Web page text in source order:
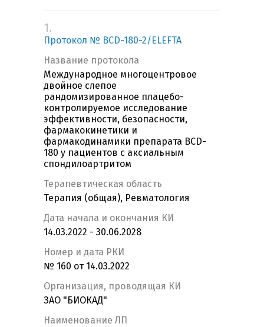
1.
Протокол № BCD-180-2/ELEFTA
Название протокола
Международное многоцентровое
двойное слепое
рандомизированное плацебо-
контролируемое исследование
эффективности, безопасности,
фармакокинетики и
фармакодинамики препарата BCD-
180 у пациентов с аксиальным
спондилоартритом
Терапевтическая область
Терапия (общая), Ревматология
Дата начала и окончания КИ
14.03.2022 - 30.06.2028
Номер и дата РКИ
№ 160 от 14.03.2022
Организация, проводящая КИ
ЗАО "БИОКАД"
Наименование ЛП